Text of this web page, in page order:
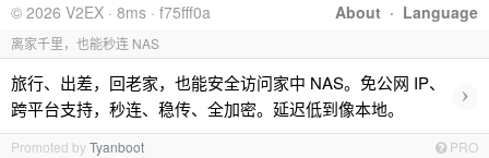
About · Language
© 2026 V2EX · 8ms · f75fff0a
离家千里，也能秒连 NAS
旅行、出差，回老家，也能安全访问家中 NAS。免公网 IP、
跨平台支持，秒连、稳传、全加密。延迟低到像本地。
›
Promoted byTyanboot PRO